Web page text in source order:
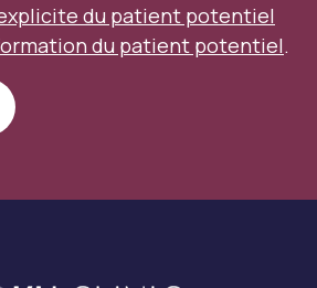
du patient potentiel
du patient potentiel.